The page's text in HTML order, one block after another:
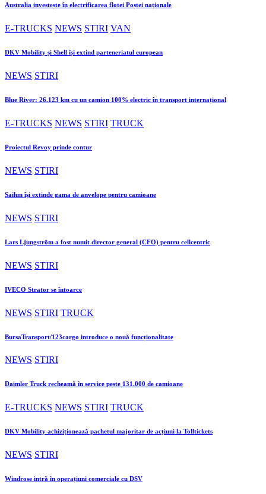
Australia investește în electrificarea flotei Poștei naționale
E-TRUCKS NEWS STIRI VAN
DKV Mobility și Shell își extind parteneriatul european
NEWS STIRI
Blue River: 26.123 km cu un camion 100% electric în transport internațional
E-TRUCKS NEWS STIRI TRUCK
Proiectul Revoy prinde contur
NEWS STIRI
Sailun își extinde gama de anvelope pentru camioane
NEWS STIRI
Lars Ljungström a fost numit director general (CFO) pentru cellcentric
NEWS STIRI
IVECO Strator se întoarce
NEWS STIRI TRUCK
BursaTransport/123cargo introduce o nouă funcționalitate
NEWS STIRI
Daimler Truck recheamă în service peste 131.000 de camioane
E-TRUCKS NEWS STIRI TRUCK
DKV Mobility achiziționează pachetul majoritar de acțiuni la Tolltickets
NEWS STIRI
Windrose intră în operațiuni comerciale cu DSV